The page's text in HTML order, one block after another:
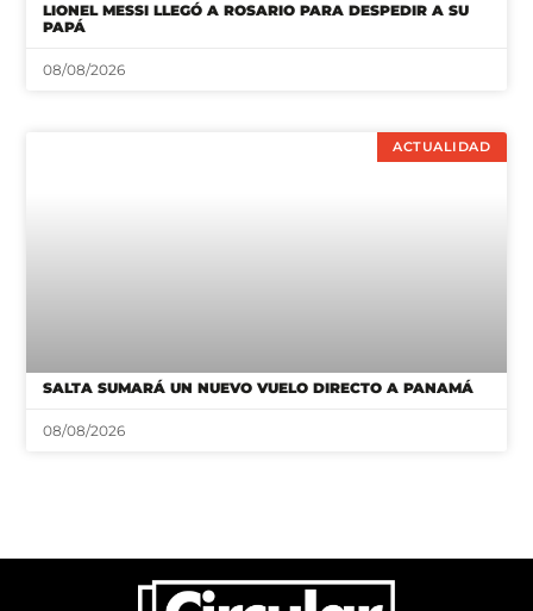
LIONEL MESSI LLEGÓ A ROSARIO PARA DESPEDIR A SU
PAPÁ
08/08/2026
ACTUALIDAD
SALTA SUMARÁ UN NUEVO VUELO DIRECTO A PANAMÁ
08/08/2026